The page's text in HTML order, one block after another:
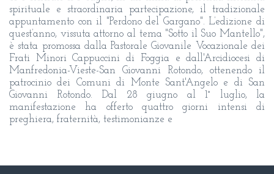
spirituale e straordinaria partecipazione, il tradizionale
appuntamento con il "Perdono del Gargano". L’edizione di
quest’anno, vissuta attorno al tema "Sotto il Suo Mantello",
è stata promossa dalla Pastorale Giovanile Vocazionale dei
Frati Minori Cappuccini di Foggia e dall'Arcidiocesi di
Manfredonia-Vieste-San Giovanni Rotondo, ottenendo il
patrocinio dei Comuni di Monte Sant'Angelo e di San
Giovanni Rotondo. Dal 28 giugno al 1° luglio, la
manifestazione ha offerto quattro giorni intensi di
preghiera, fraternità, testimonianze e